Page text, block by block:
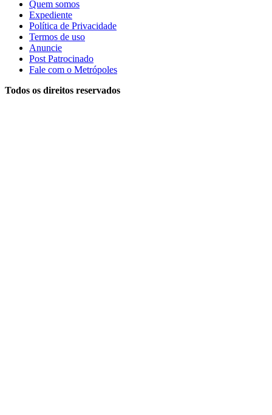
Quem somos
Expediente
Política de Privacidade
Termos de uso
Anuncie
Post Patrocinado
Fale com o Metrópoles
Todos os direitos reservados